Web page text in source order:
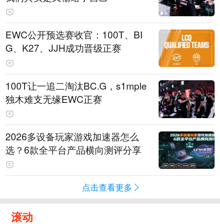
EWC公开预选赛收官：100T、BI
G、K27、JJH成功晋级正赛
100T让一追二淘汰BC.G，s1mple
独木难支无缘EWC正赛
2026多设备玩家游戏加速器怎么
选？6款全平台产品横向测评分享
点击查看更多
滚动